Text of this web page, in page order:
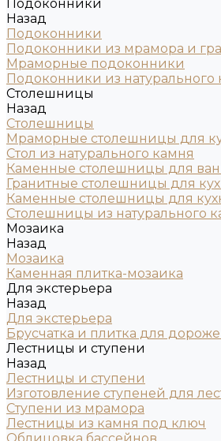
Подоконники
Назад
Подоконники
Подоконники из мрамора и
Мраморные подоконники
Подоконники из натурального
Столешницы
Назад
Столешницы
Мраморные столешницы для
Стол из натурального камня
Каменные столешницы для
Гранитные столешницы для
Каменные столешницы для
Столешницы из натурального
Мозаика
Назад
Мозаика
Каменная плитка-мозаика
Для экстерьера
Назад
Для экстерьера
Брусчатка и плитка для
Лестницы и ступени
Назад
Лестницы и ступени
Изготовление ступеней для
Ступени из мрамора
Лестницы из камня под ключ